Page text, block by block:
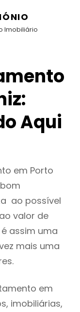
Imobiliário
Aqui
em Porto
ao possível
valor de
assim uma
mais uma
em
imobiliárias,